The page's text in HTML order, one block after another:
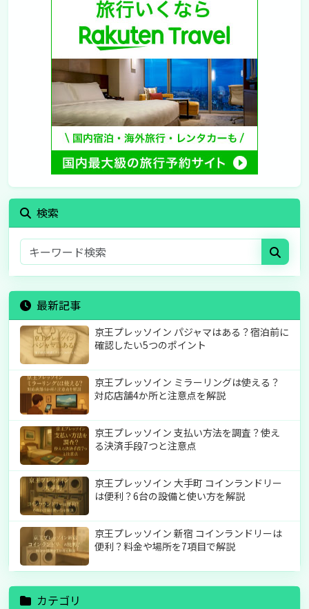
検索
最新記事
京王プレッソイン パジャマはある？宿泊前に
確認したい5つのポイント
京王プレッソイン ミラーリングは使える？
対応店舗4か所と注意点を解説
京王プレッソイン 支払い方法を調査？使え
る決済手段7つと注意点
京王プレッソイン 大手町 コインランドリー
は便利？6台の設備と使い方を解説
京王プレッソイン 新宿 コインランドリーは
便利？料金や場所を7項目で解説
カテゴリ